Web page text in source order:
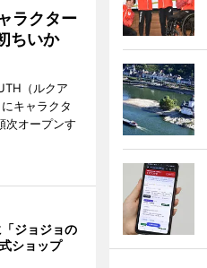
ラクター
ちいか
（ルクア
キャラクタ
次オープンす
ジョジョの
ショップ